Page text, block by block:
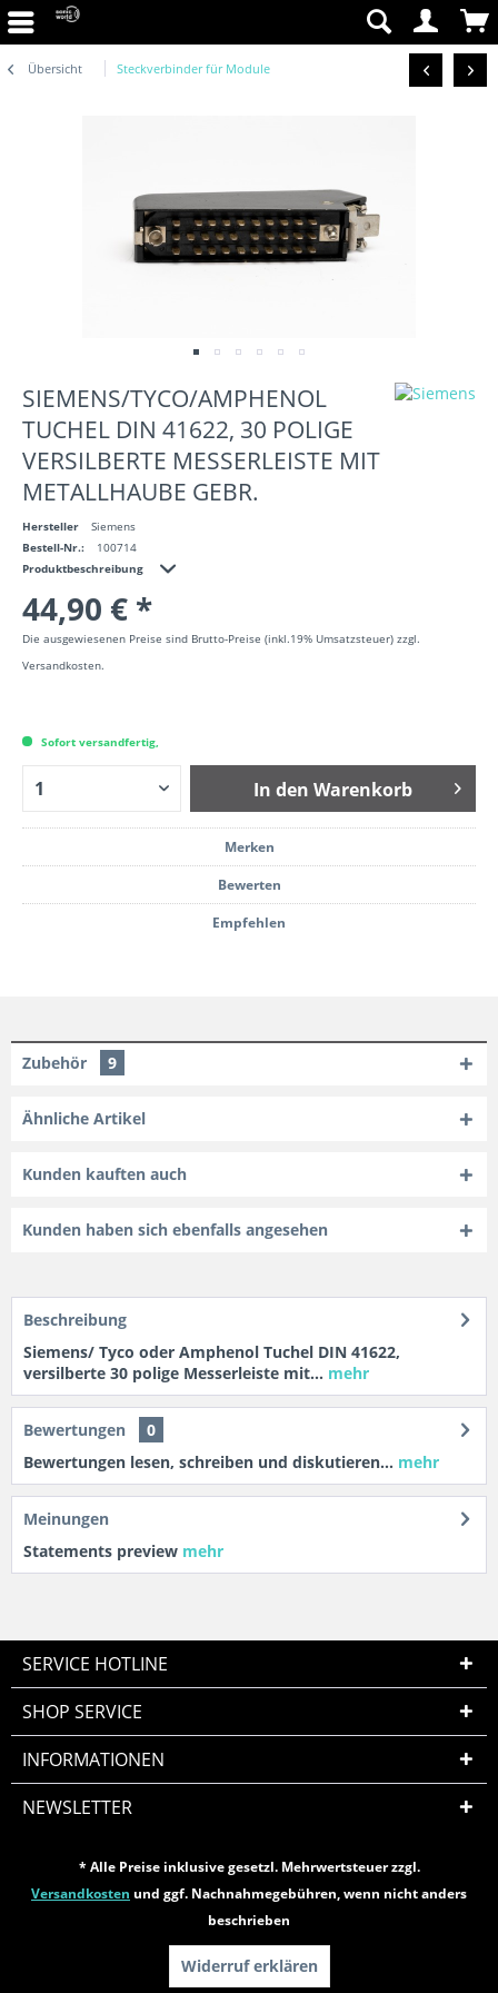
Übersicht Steckverbinder für Module
SIEMENS/TYCO/AMPHENOL
TUCHEL DIN 41622, 30 POLIGE
VERSILBERTE MESSERLEISTE MIT
METALLHAUBE GEBR.
Hersteller
Siemens
Bestell-Nr.:
100714
Produktbeschreibung
44,90 € *
Die ausgewiesenen Preise sind Brutto-Preise (inkl.19% Umsatzsteuer) zzgl.
Versandkosten.
Sofort versandfertig,
In den Warenkorb
Merken
Bewerten
Empfehlen
Zubehör 9
Ähnliche Artikel
Kunden kauften auch
Kunden haben sich ebenfalls angesehen
Beschreibung
Siemens/ Tyco oder Amphenol Tuchel DIN 41622,
versilberte 30 polige Messerleiste mit... mehr
Bewertungen
0
Bewertungen lesen, schreiben und diskutieren... mehr
Meinungen
Statements preview mehr
SERVICE HOTLINE
SHOP SERVICE
INFORMATIONEN
NEWSLETTER
* Alle Preise inklusive gesetzl. Mehrwertsteuer zzgl.
Versandkosten und ggf. Nachnahmegebühren, wenn nicht anders
beschrieben
Widerruf erklären